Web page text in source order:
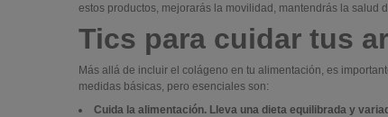
estos productos, mejorarás la movilidad, mantendrás la salud
Tics para cuidar tus
Más allá de incluir el colágeno en tu alimentación, es
medidas básicas, pero esenciales son:
Cuida la alimentación. Lleva una dieta equilibrada y